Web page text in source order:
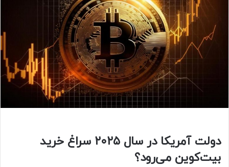
دولت آمریکا در سال ۲۰۲۵ سراغ خرید
بیت‌کوین می‌رود؟